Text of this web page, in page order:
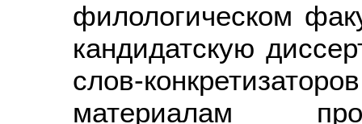
филологическом
кандидатскую
слов-
материалам